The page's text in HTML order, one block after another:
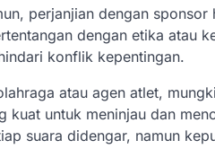
perjanjian dengan sponsor
dengan etika atau
konflik kepentingan.
atau agen atlet,
kuat untuk meninjau dan
suara didengar, namun